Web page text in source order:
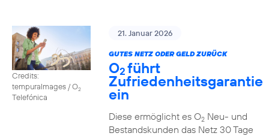
Credits:
tempuraImages / O2
Telefónica
21. Januar 2026
GUTES NETZ ODER GELD ZURÜCK
O2führt
Zufriedenheitsgarantie
ein
Diese ermöglicht es O2Neu- und
Bestandskunden das Netz 30 Tage